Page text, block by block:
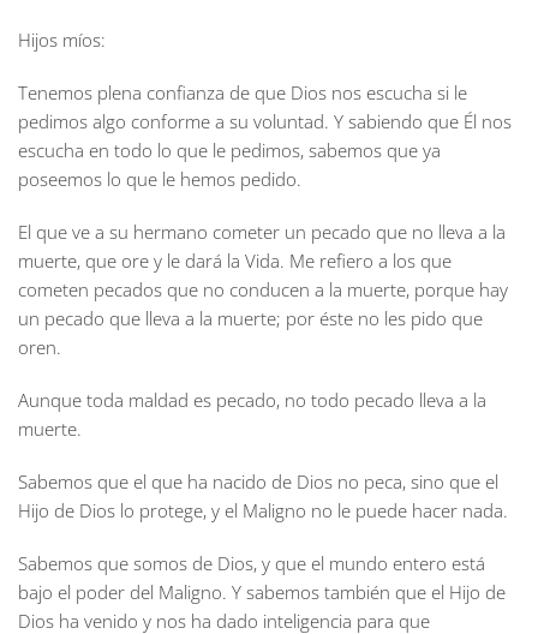
Hijos míos:
Tenemos plena confianza de que Dios nos escucha si le
pedimos algo conforme a su voluntad. Y sabiendo que Él nos
escucha en todo lo que le pedimos, sabemos que ya
poseemos lo que le hemos pedido.
El que ve a su hermano cometer un pecado que no lleva a la
muerte, que ore y le dará la Vida. Me refiero a los que
cometen pecados que no conducen a la muerte, porque hay
un pecado que lleva a la muerte; por éste no les pido que
oren.
Aunque toda maldad es pecado, no todo pecado lleva a la
muerte.
Sabemos que el que ha nacido de Dios no peca, sino que el
Hijo de Dios lo protege, y el Maligno no le puede hacer nada.
Sabemos que somos de Dios, y que el mundo entero está
bajo el poder del Maligno. Y sabemos también que el Hijo de
Dios ha venido y nos ha dado inteligencia para que